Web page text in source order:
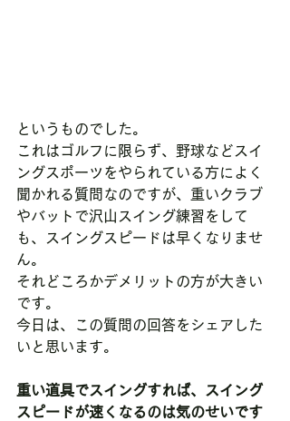
というものでした。
これはゴルフに限らず、野球などスイ
ングスポーツをやられている方によく
聞かれる質問なのですが、重いクラブ
やバットで沢山スイング練習をして
も、スイングスピードは早くなりませ
ん。
それどころかデメリットの方が大きい
です。
今日は、この質問の回答をシェアした
いと思います。
重い道具でスイングすれば、スイング
スピードが速くなるのは気のせいです